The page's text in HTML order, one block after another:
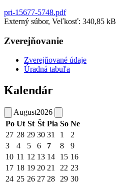
pri-15677-5748.pdf
Externý súbor, Veľkosť: 340,85 kB
Zverejňovanie
Zverejňované údaje
Úradná tabuľa
Kalendár
August2026
Po Ut St Št Pia So Ne
27 28 29 30 31 1
2
3
4 5 6 7 8
9
10 11 12 13 14 15 16
17 18 19 20 21 22 23
24 25 26 27 28 29 30